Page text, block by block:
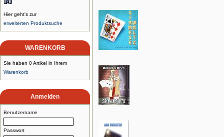
Hier geht's zur
erweiterten Produktsuche
WARENKORB
Sie haben 0 Artikel in Ihrem
Warenkorb
Anmelden
Benutzername
Passwort